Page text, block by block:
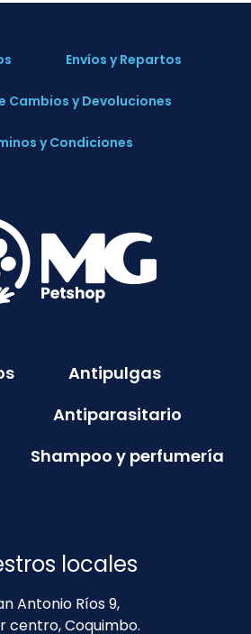
Envíos y Repartos
Cambios y Devoluciones
y Condiciones
Antipulgas
Antiparasitario
Shampoo y perfumería
locales
Antonio Ríos 9,
centro, Coquimbo.